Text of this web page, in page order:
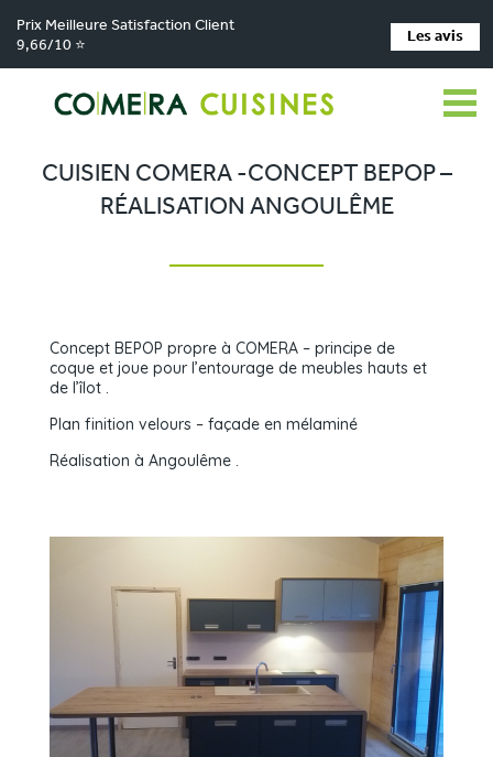
Prix Meilleure Satisfaction Client
9,66/10 ⭐
Les avis
Comera Cuisines > Nos magasins de cuisine > Cuisiniste Bourbon-Lancy >
Réalisations > Cuisien COMERA -Concept BEPOP – Réalisation Angoulême
CUISIEN COMERA -CONCEPT BEPOP –
RÉALISATION ANGOULÊME
Concept BEPOP propre à COMERA – principe de
coque et joue pour l’entourage de meubles hauts et
de l’îlot .
Plan finition velours – façade en mélaminé
Réalisation à Angoulême .